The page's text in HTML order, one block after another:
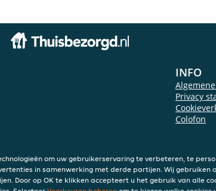
INFO
Privacy
Colofon
om uw gebruikerservaring te verbeteren, te
in samenwerking met derde partijen. Wij gebruiken
Door op OK te klikken accepteert u het gebruik van alle